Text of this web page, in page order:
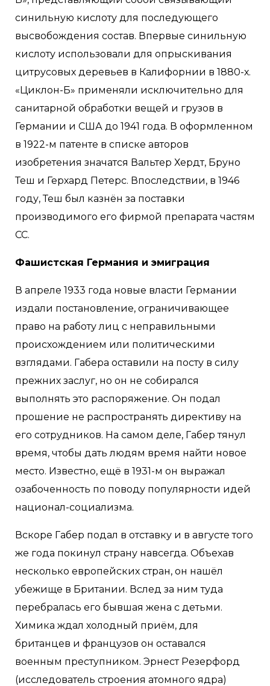
синильную кислоту для последующего
высвобождения состав. Впервые синильную
кислоту использовали для опрыскивания
цитрусовых деревьев в Калифорнии в 1880-х.
«Циклон-Б» применяли исключительно для
санитарной обработки вещей и грузов в
Германии и США до 1941 года. В оформленном
в 1922-м патенте в списке авторов
изобретения значатся Вальтер Хердт, Бруно
Теш и Герхард Петерс. Впоследствии, в 1946
году, Теш был казнён за поставки
производимого его фирмой препарата частям
СС.
Фашистская Германия и эмиграция
В апреле 1933 года новые власти Германии
издали постановление, ограничивающее
право на работу лиц с неправильными
происхождением или политическими
взглядами. Габера оставили на посту в силу
прежних заслуг, но он не собирался
выполнять это распоряжение. Он подал
прошение не распространять директиву на
его сотрудников. На самом деле, Габер тянул
время, чтобы дать людям время найти новое
место. Известно, ещё в 1931-м он выражал
озабоченность по поводу популярности идей
национал-социализма.
Вскоре Габер подал в отставку и в августе того
же года покинул страну навсегда. Объехав
несколько европейских стран, он нашёл
убежище в Британии. Вслед за ним туда
перебралась его бывшая жена с детьми.
Химика ждал холодный приём, для
британцев и французов он оставался
военным преступником. Эрнест Резерфорд
(исследователь строения атомного ядра)